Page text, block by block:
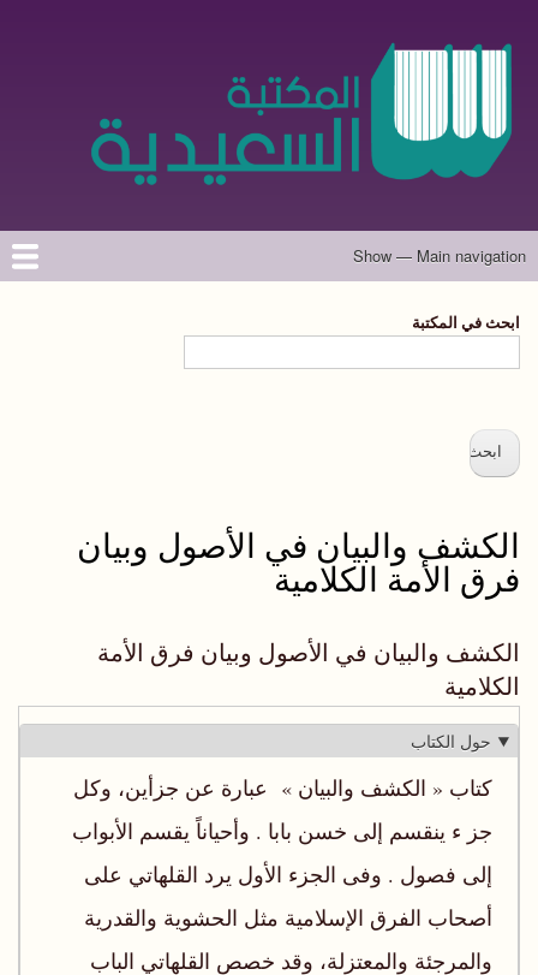
الرئيسي
Main
Show — Main navigation
الرئيسية
المؤلفون
تواصل معنا
حول الموقع
ابحث في المكتبة
الكشف والبيان في الأصول وبيان
فرق الأمة الكلامية
الكشف والبيان في الأصول وبيان فرق الأمة
الكلامية
حول الكتاب
كتاب « الكشف والبيان » عبارة عن جزأين، وكل
جز ء ينقسم إلى خسن بابا . وأحياناً يقسم الأبواب
إلى فصول . وفى الجزء الأول يرد القلهاتي على
أصحاب الفرق‌ الإسلامية مثل الحشوية والقدرية
والمرجئة والمعتزلة، وقد خصص القلهاتي الباب